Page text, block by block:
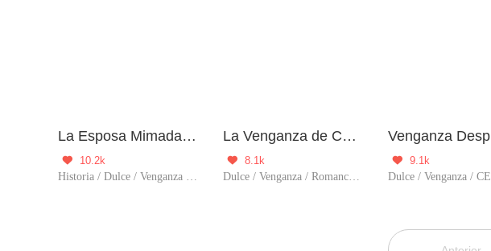
La Esposa Mimada del Príncipe

10.2k
Historia / Dulce / Venganza / Renacimiento / Amor tras matrimonio / Príncipe
La Venganza de Cenicienta

8.1k
Dulce / Venganza / Romance / CEO / Embarazada / Predestinado / Amor tras matrimonio

9.1k